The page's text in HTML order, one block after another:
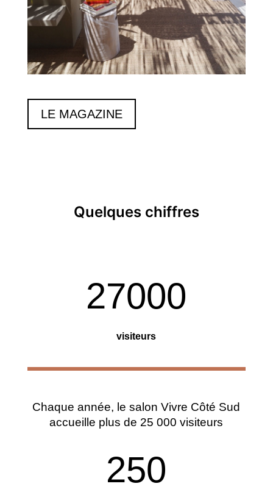
LE MAGAZINE
Quelques chiffres
27000
visiteurs
Chaque année, le salon Vivre Côté Sud
accueille plus de 25 000 visiteurs
250